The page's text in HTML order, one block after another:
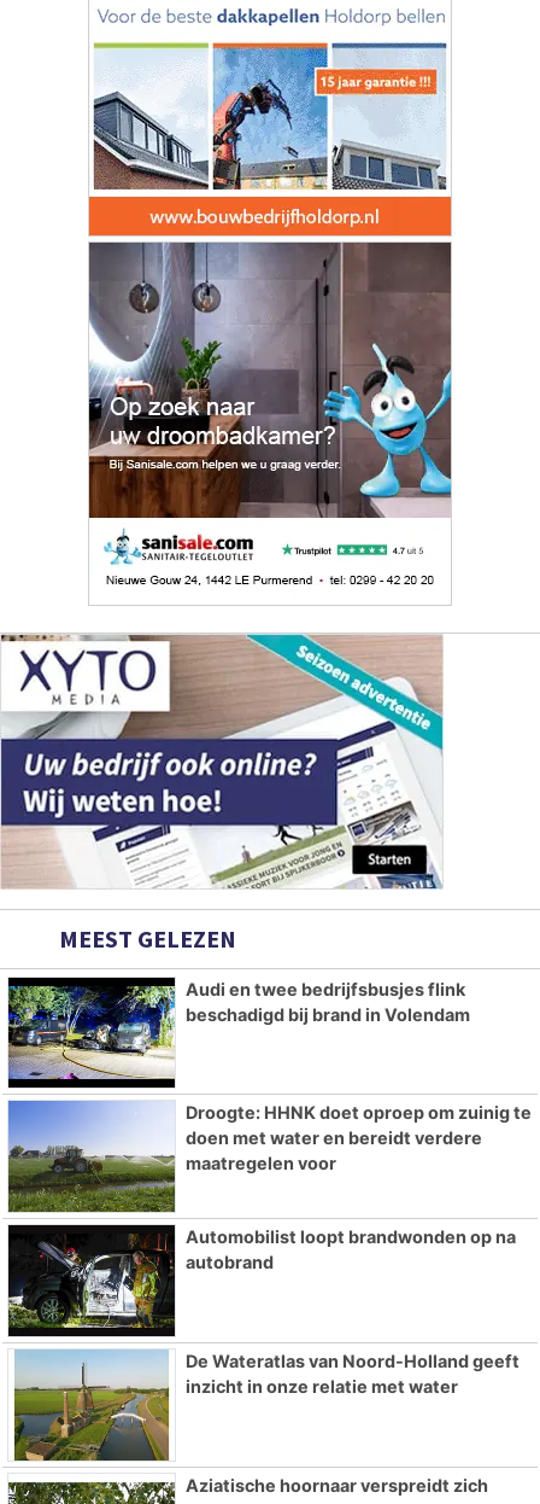
MEEST GELEZEN
Audi en twee bedrijfsbusjes flink
beschadigd bij brand in Volendam
Droogte: HHNK doet oproep om zuinig te
doen met water en bereidt verdere
maatregelen voor
Automobilist loopt brandwonden op na
autobrand
De Wateratlas van Noord-Holland geeft
inzicht in onze relatie met water
Aziatische hoornaar verspreidt zich